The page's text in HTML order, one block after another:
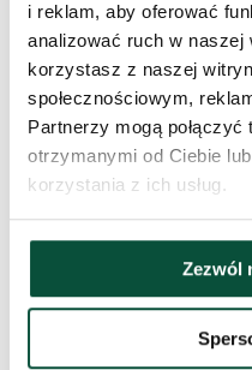
i reklam, aby oferować
analizować ruch w
korzystasz z naszej
społecznościowym,
Partnerzy mogą
otrzymanymi od Ciebie
korzystania z ich usług.
Zezwól
Długość czubka
Waga (netto)
Liczba części 4
Waga (brutto)
Stojak (w zestawie)